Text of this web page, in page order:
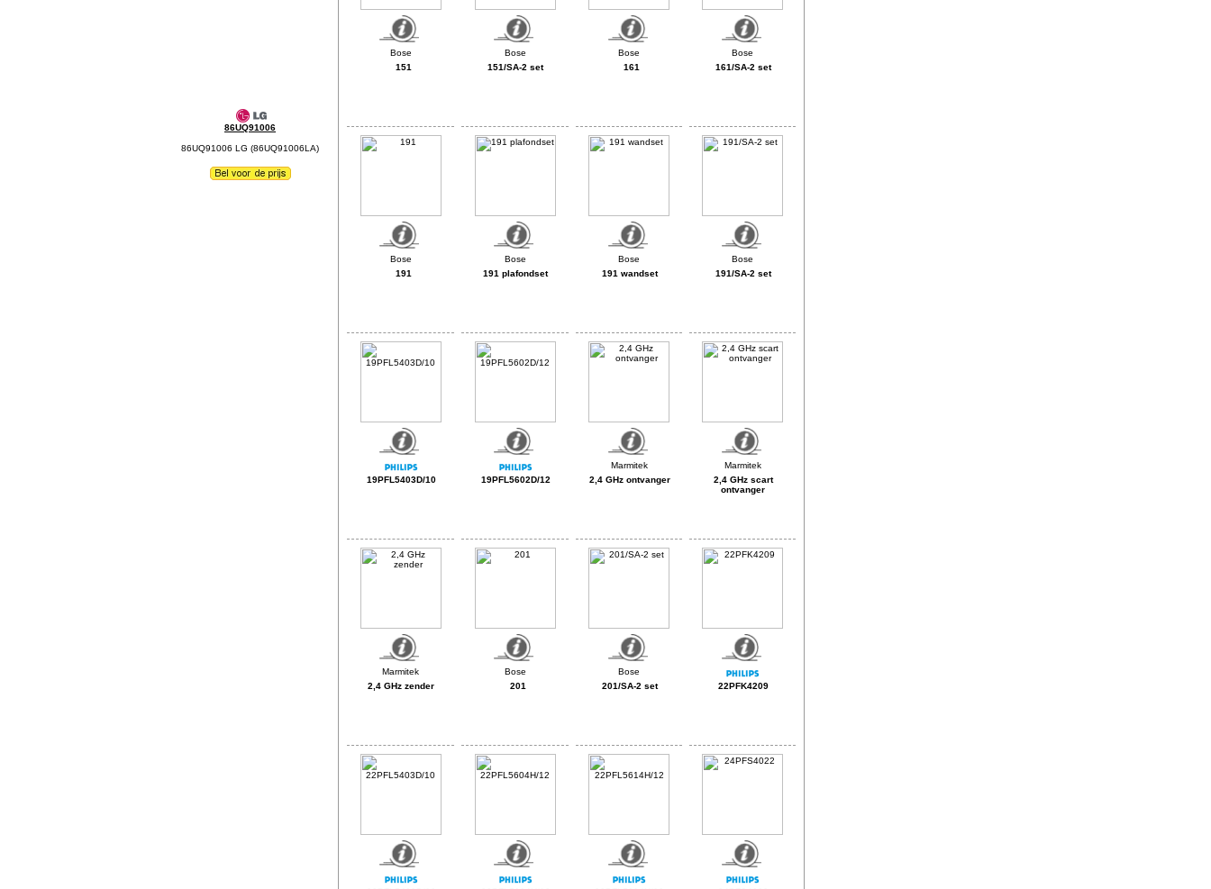
86UQ91006
86UQ91006 LG (86UQ91006LA)
151 151/SA-2 set 161 161/SA-2 set
191 191 plafondset 191 wandset 191/SA-2 set
19PFL5403D/10 19PFL5602D/12 2,4 GHz ontvanger
2,4 GHz scart
ontvanger
2,4 GHz zender 201 201/SA-2 set 22PFK4209